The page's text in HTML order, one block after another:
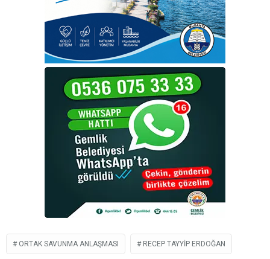
ORTAK SAVUNMA ANLAŞMASI RECEP TAYYIP ERDOĞAN